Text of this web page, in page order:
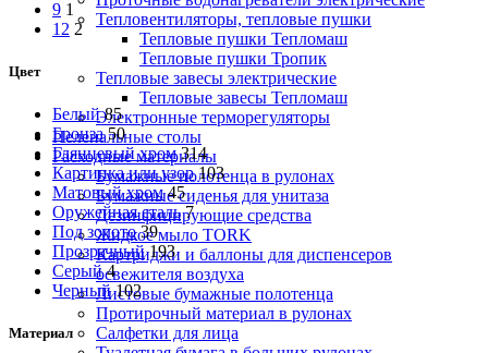
Тепловентиляторы, тепловые пушки
Тепловые пушки Тепломаш
Тепловые пушки Тропик
Тепловые завесы электрические
Тепловые завесы Тепломаш
Электронные терморегуляторы
Пеленальные столы
Расходные материалы
Бумажные полотенца в рулонах
Бумажные сиденья для унитаза
Дезинфицирующие средства
Жидкое мыло TORK
Картриджи и баллоны для диспенсеров
освежителя воздуха
Листовые бумажные полотенца
Протирочный материал в рулонах
Салфетки для лица
9 1
12 2
Цвет
Белый 85
Бронза 50
Глянцевый хром 314
Картинка или узор 103
Матовый хром 45
Оружейная сталь 7
Под золото 39
Прозрачный 193
Серый 4
Черный 102
Материал